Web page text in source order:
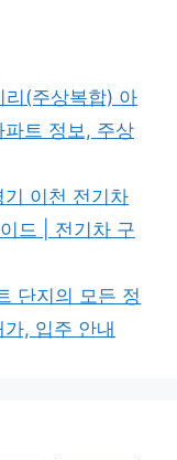
리(주상복합) 아
트 정보, 주상
이천 전기차
드 | 전기차 구
단지의 모든 정
, 입주 안내